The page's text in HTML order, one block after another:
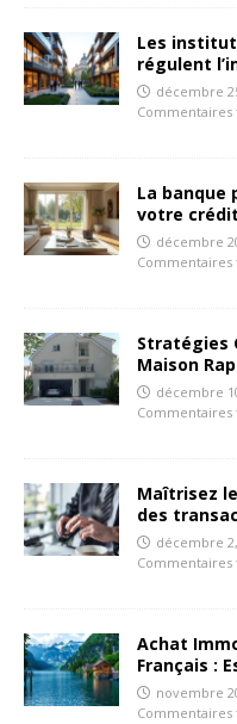
Les
régulent
décembre
La banque
votre
décembre
Stratégies
Maison
décembre
Maîtrisez
des
décembre
Achat
Français :
novembre